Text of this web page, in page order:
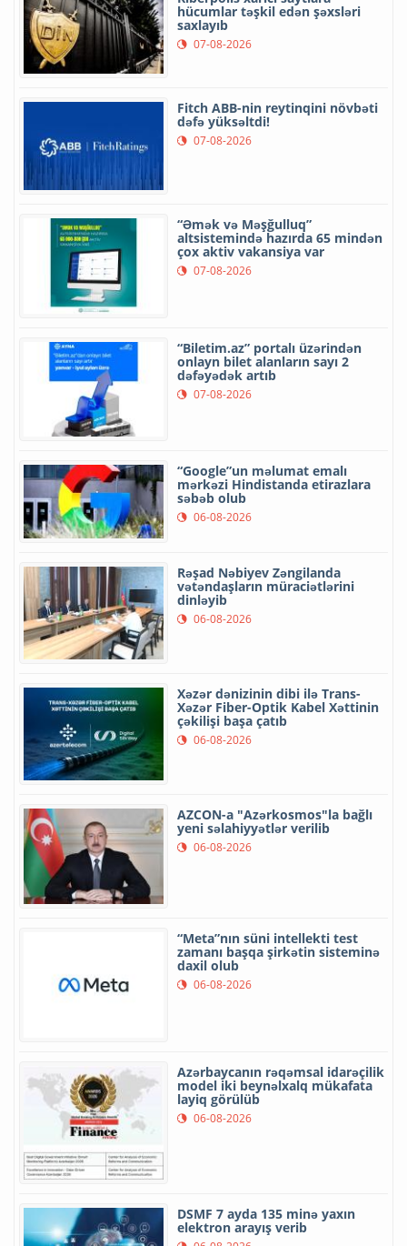
hücumlar təşkil edən şəxsləri
saxlayıb
07-08-2026
Fitch ABB-nin reytinqini növbəti
dəfə yüksəltdi!
07-08-2026
“Əmək və Məşğulluq”
altsistemində hazırda 65 mindən
çox aktiv vakansiya var
07-08-2026
“Biletim.az” portalı üzərindən
onlayn bilet alanların sayı 2
dəfəyədək artıb
07-08-2026
“Google”un məlumat emalı
mərkəzi Hindistanda etirazlara
səbəb olub
06-08-2026
Rəşad Nəbiyev Zəngilanda
vətəndaşların müraciətlərini
dinləyib
06-08-2026
Xəzər dənizinin dibi ilə Trans-
Xəzər Fiber-Optik Kabel Xəttinin
çəkilişi başa çatıb
06-08-2026
AZCON-a "Azərkosmos"la bağlı
yeni səlahiyyətlər verilib
06-08-2026
“Meta”nın süni intellekti test
zamanı başqa şirkətin sisteminə
daxil olub
06-08-2026
Azərbaycanın rəqəmsal idarəçilik
model iki beynəlxalq mükafata
layiq görülüb
06-08-2026
DSMF 7 ayda 135 minə yaxın
elektron arayış verib